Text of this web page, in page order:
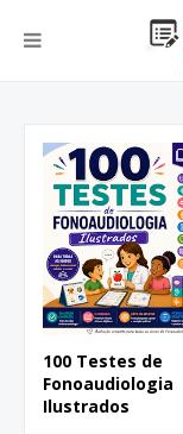
100 Testes de
Fonoaudiologia
Ilustrados